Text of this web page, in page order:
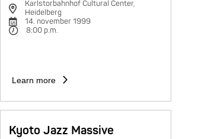
Karlstorbahnhof Cultural Center,
Heidelberg
14. november 1999
8:00 p.m.
Learn more
Kyoto Jazz Massive